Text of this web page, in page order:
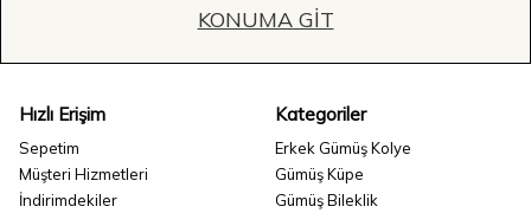
KONUMA GIT
Hızlı Erişim
Sepetim
Müşteri Hizmetleri
İndirimdekiler
Kategoriler
Erkek Gümüş Kolye
Gümüş Küpe
Gümüş Bileklik